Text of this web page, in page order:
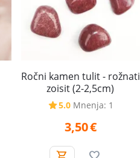
Ročni kamen tulit - rožnati
zoisit (2-2,5cm)
5.0 Mnenja: 1
3,50€